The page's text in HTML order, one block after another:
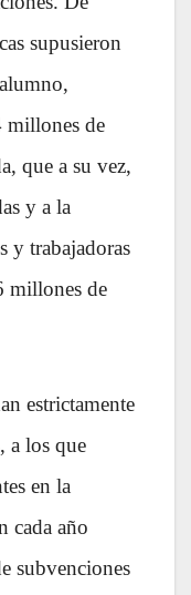
supusieron
millones de
que a su vez,
y a la
y trabajadoras
millones de
estrictamente
a los que
en la
cada año
subvenciones